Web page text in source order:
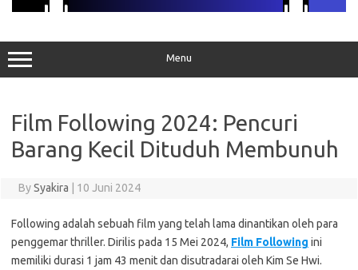
Menu
Film Following 2024: Pencuri
Barang Kecil Dituduh Membunuh
BySyakira 10 Juni 2024
Following adalah sebuah film yang telah lama dinantikan oleh para
penggemar thriller. Dirilis pada 15 Mei 2024, Film Following ini
memiliki durasi 1 jam 43 menit dan disutradarai oleh Kim Se Hwi.